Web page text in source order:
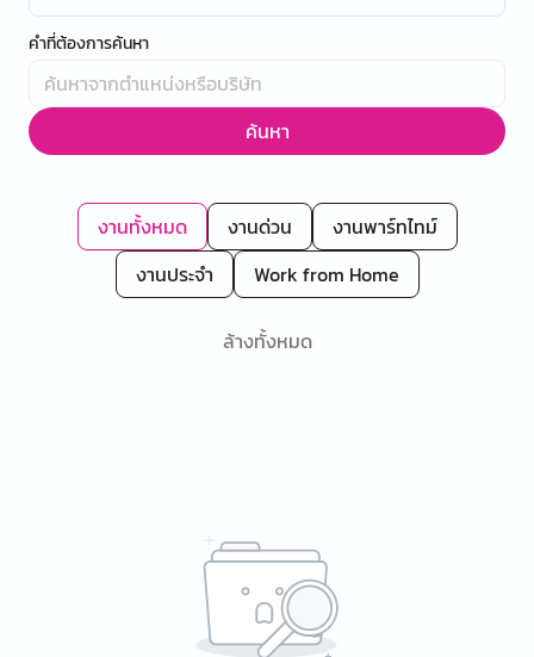
คำที่ต้องการค้นหา
ค้นหา
งานทั้งหมด งานด่วน
งานพาร์ทไทม์
งานประจำ
Work from Home
ล้างทั้งหมด